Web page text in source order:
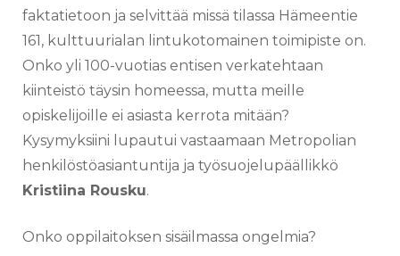
faktatietoon ja selvittää missä tilassa Hämeentie
161, kulttuurialan lintukotomainen toimipiste on.
Onko yli 100-vuotias entisen verkatehtaan
kiinteistö täysin homeessa, mutta meille
opiskelijoille ei asiasta kerrota mitään?
Kysymyksiini lupautui vastaamaan Metropolian
henkilöstöasiantuntija ja työsuojelupäällikkö
Kristiina Rousku.
Onko oppilaitoksen sisäilmassa ongelmia?